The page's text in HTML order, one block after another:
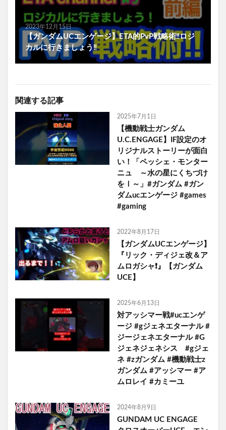
2023年12月15日
【ガンダムUCエンゲージ】ETA的PvP戦略術‼️ロジ
カルに行きましょう‼️
関連する記事
2025年7月1日
【機動戦士ガンダム
U.C.ENGAGE】IF設定のオ
リジナルストーリーが面白
い！「ペッシェ・モンター
ニュ ～水の星にくちづけ
をⅠ～」#ガンダム #ガン
ダムucエンゲージ #games
#gaming
2022年8月17日
【ガンダムUCエンゲージ】
『リック・ディジェ改＆ア
ムロガシャ❗️』【ガンダム
UCE】
2025年6月13日
対アッシマー戦#ucエンゲ
ージ #gジェネエターナル #
ジージェネエターナル #G
ジェネジェネシス #gジェ
ネ #zガンダム #機動戦士z
ガンダム #アッシマー #ア
ムロレイ #カミーユ
2024年8月9日
GUNDAM UC ENGAGE